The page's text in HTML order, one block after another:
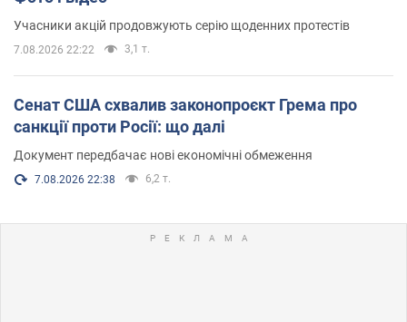
Учасники акцій продовжують серію щоденних протестів
7.08.2026 22:22 3,1 т.
Сенат США схвалив законопроєкт Грема про
санкції проти Росії: що далі
Документ передбачає нові економічні обмеження
7.08.2026 22:38 6,2 т.